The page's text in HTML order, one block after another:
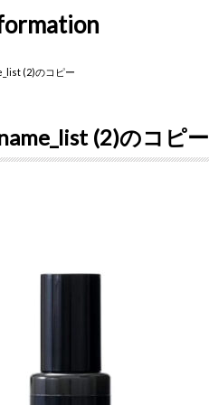
(2)のコピー
(2)のコピー